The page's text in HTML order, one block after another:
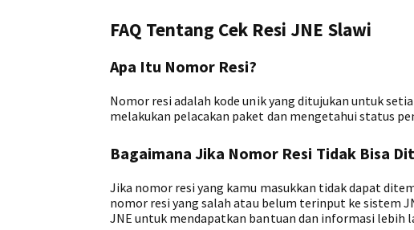
FAQ Tentang Cek Resi JNE Slawi
Apa Itu Nomor Resi?
Nomor resi adalah kode unik yang ditujukan untuk
melakukan pelacakan paket dan mengetahui status
Bagaimana Jika Nomor Resi Tidak Bisa
Jika nomor resi yang kamu masukkan tidak dapat
nomor resi yang salah atau belum terinput ke sistem
JNE untuk mendapatkan bantuan dan informasi lebih